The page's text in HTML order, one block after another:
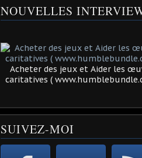
NOUVELLES
Acheter des jeux et Aider les
caritatives (
SUIVEZ-MOI